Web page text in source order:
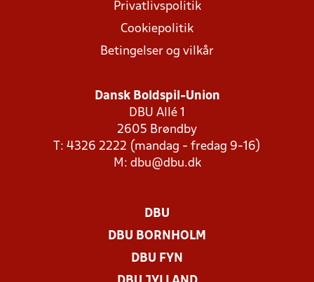
Privatlivspolitik
Cookiepolitik
Betingelser og vilkår
Dansk Boldspil-Union
DBU Allé 1
2605 Brøndby
T: 4326 2222 (mandag - fredag 9-16)
M: dbu@dbu.dk
DBU
DBU BORNHOLM
DBU FYN